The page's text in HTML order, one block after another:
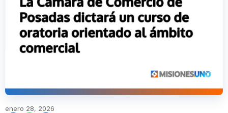
enero 28, 2026